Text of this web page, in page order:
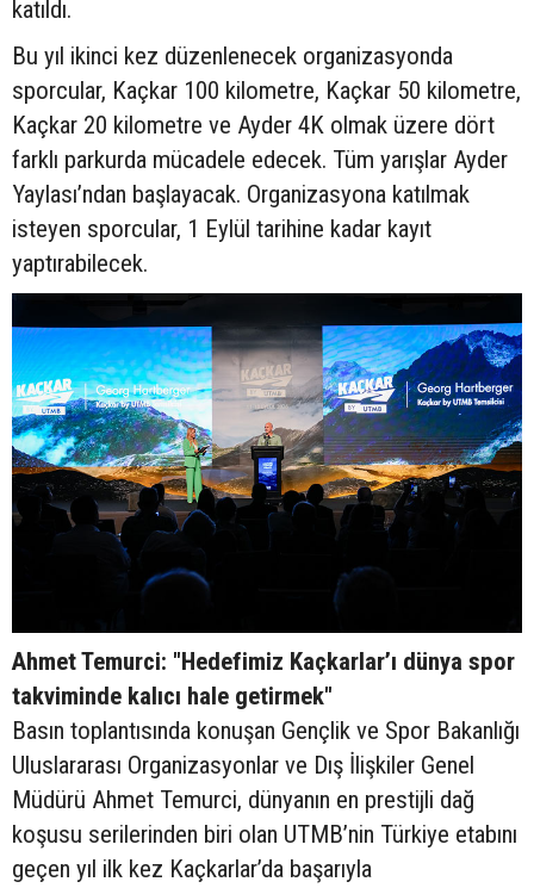
katıldı.
Bu yıl ikinci kez düzenlenecek organizasyonda
sporcular, Kaçkar 100 kilometre, Kaçkar 50 kilometre,
Kaçkar 20 kilometre ve Ayder 4K olmak üzere dört
farklı parkurda mücadele edecek. Tüm yarışlar Ayder
Yaylası’ndan başlayacak. Organizasyona katılmak
isteyen sporcular, 1 Eylül tarihine kadar kayıt
yaptırabilecek.
Ahmet Temurci: "Hedefimiz Kaçkarlar’ı dünya spor
takviminde kalıcı hale getirmek"
Basın toplantısında konuşan Gençlik ve Spor Bakanlığı
Uluslararası Organizasyonlar ve Dış İlişkiler Genel
Müdürü Ahmet Temurci, dünyanın en prestijli dağ
koşusu serilerinden biri olan UTMB’nin Türkiye etabını
geçen yıl ilk kez Kaçkarlar’da başarıyla